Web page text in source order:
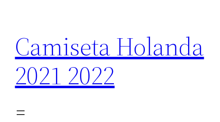
contenido
Camiseta Holanda
2021 2022